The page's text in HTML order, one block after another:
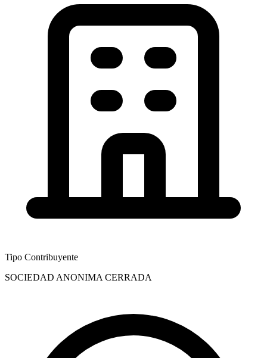
Tipo Contribuyente
SOCIEDAD ANONIMA CERRADA